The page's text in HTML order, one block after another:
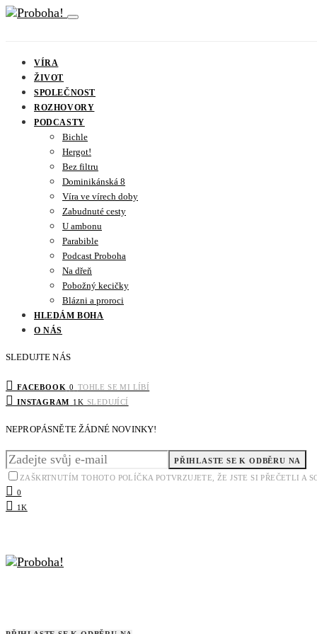
VÍRA
ŽIVOT
SPOLEČNOST
ROZHOVORY
PODCASTY
Bichle
Hergot!
Bez filtru
Dominikánská 8
Víra ve vírech doby
Zabudnuté cesty
U ambonu
Parabible
Podcast Proboha
Na dřeň
Pobožný kecičky
Blázni a proroci
HLEDÁM BOHA
O NÁS
SLEDUJTE NÁS
FACEBOOK 0 TOHLE SE MI LÍBÍ
INSTAGRAM 1K SLEDUJÍCÍ
NEPROPÁSNĚTE ŽÁDNÉ NOVINKY!
PŘIHLASTE SE K ODBĚRU NA
ZAŠKRTNUTÍM TOHOTO POLÍČKA POTVRZUJETE, ŽE JSTE SI PŘEČETLI
0
1K